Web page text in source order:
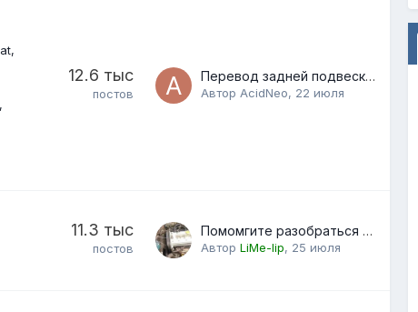
12.6 тыс
постов
Перевод задней подвески ММС Шариот Грандис на пневму.
Автор AcidNeo, 22 июля
11.3 тыс
постов
Помомгите разобраться в пневме
Автор LiMe-lip, 25 июля